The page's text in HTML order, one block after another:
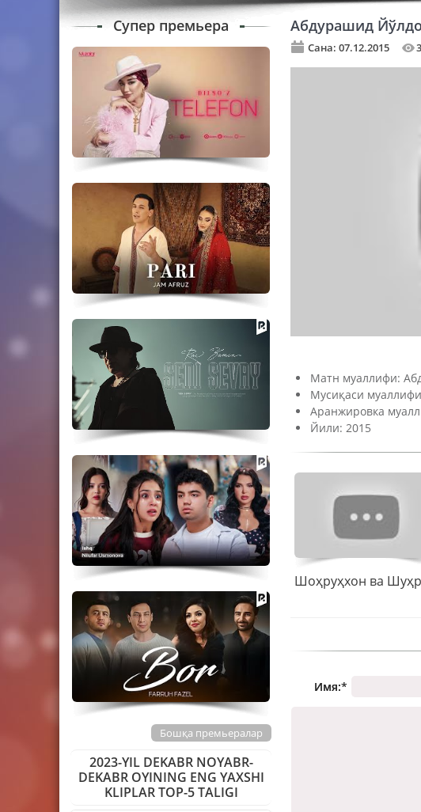
Абдурашид
Сана: 07.12.2015
Матн муаллифи:
Мусиқаси
Аранжировка
Йили: 2015
Имя:*
Супер премьера
Бошқа премьералар
2023-YIL DEKABR NOYABR-
DEKABR OYINING ENG YAXSHI
KLIPLAR TOP-5 TALIGI